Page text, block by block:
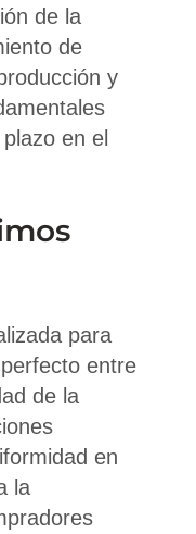
de la
de
y
en el
para
entre
de la
en
la